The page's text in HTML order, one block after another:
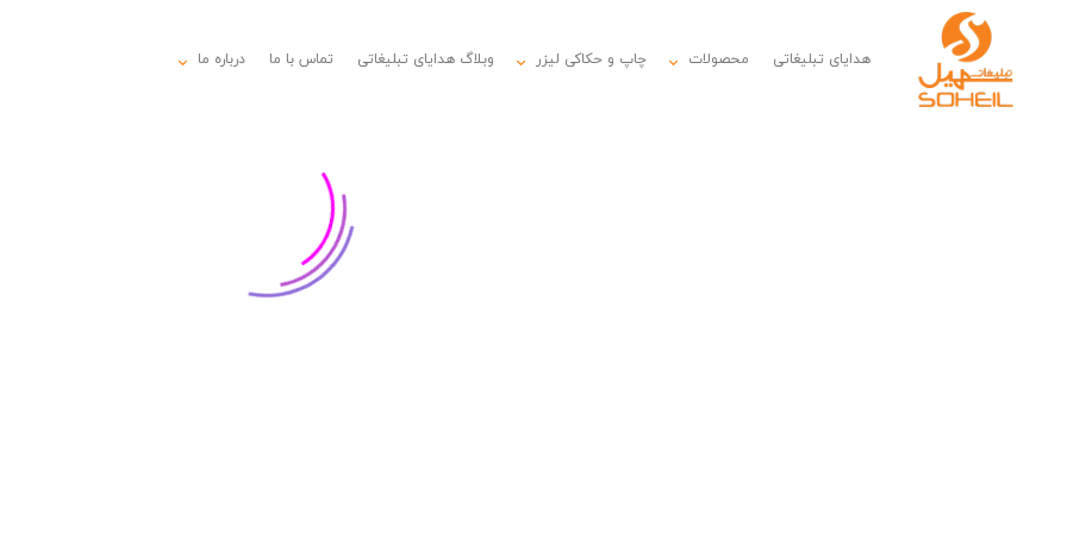
هدایای تبلیغاتی محصولات چاپ و حکاکی لیزر وبلاگ هدایای تبلیغاتی تماس با ما درباره ما